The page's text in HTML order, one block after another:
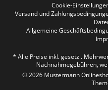
Cookie-
Versand und
Allgemeine
* Alle Preise inkl. gesetzl.
Nachnahmegebühren,
© 2026 Mustermann